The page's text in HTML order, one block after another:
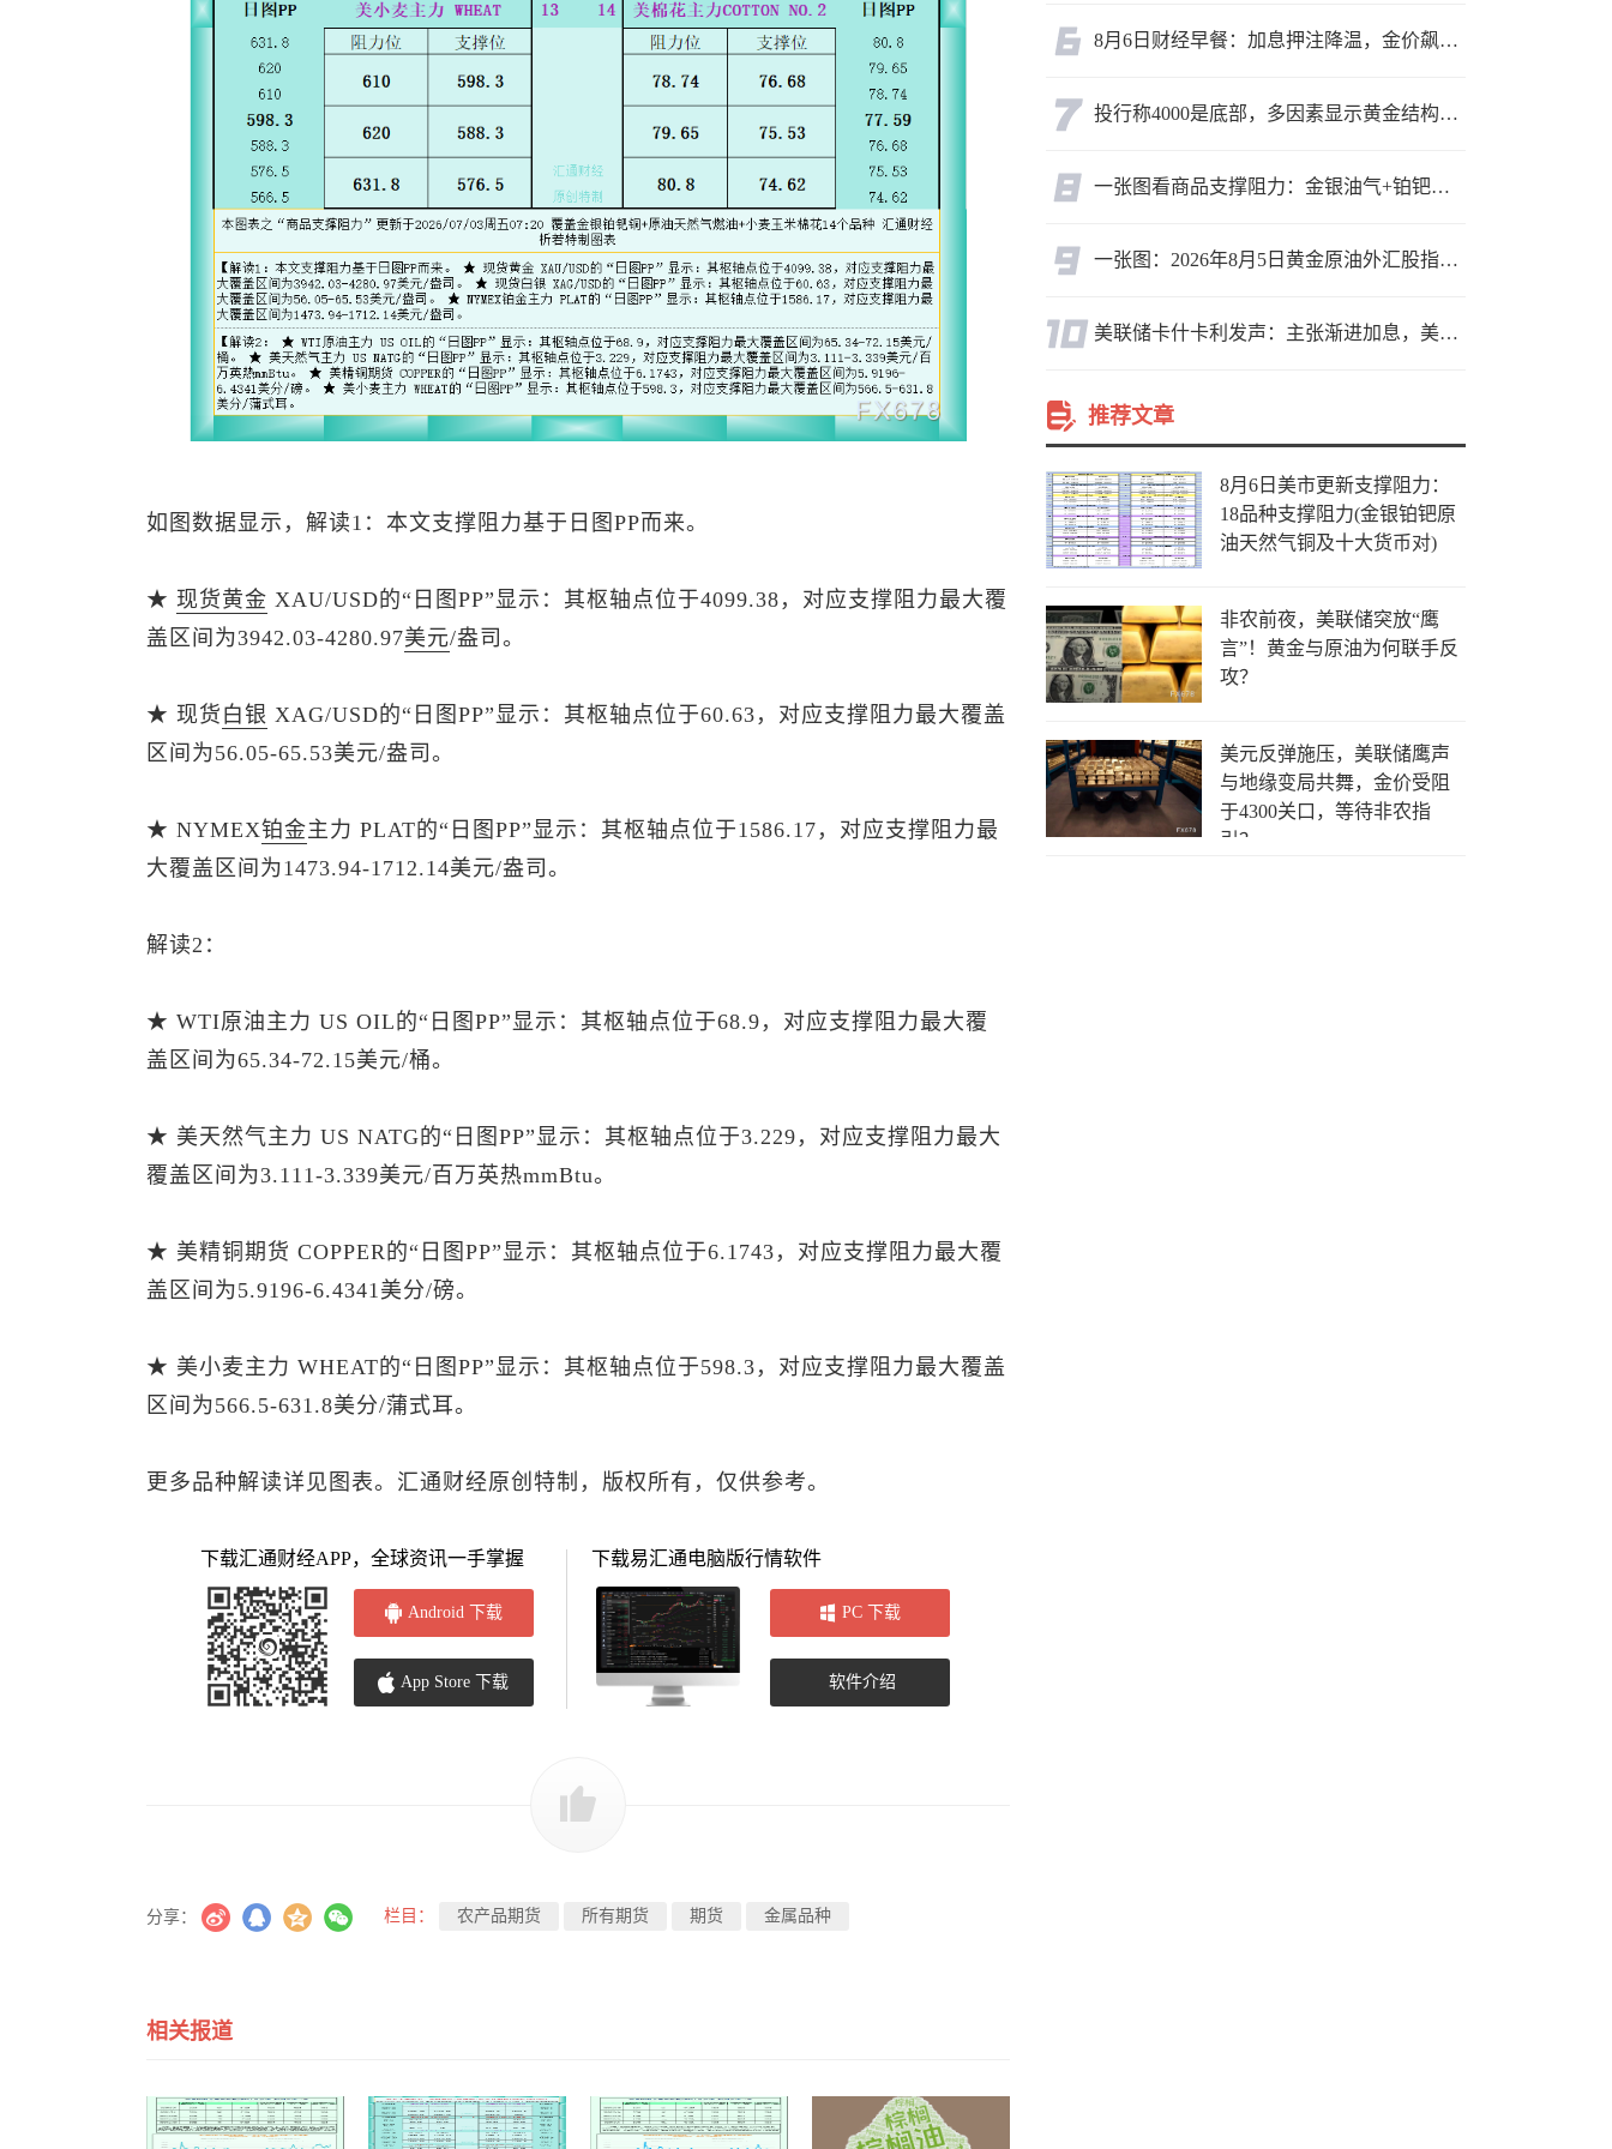
如图数据显示，解读1：本文支撑阻力基于日图PP而来。
★ 现货黄金 XAU/USD的“日图PP”显示：其枢轴点位于4099.38，对应支撑阻力最大覆
盖区间为3942.03-4280.97美元/盎司。
★ 现货 白银 XAG/USD的“日图PP”显示：其枢轴点位于60.63，对应支撑阻力最大覆盖
区间为56.05-65.53美元/盎司。
★ NYMEX铂金主力 PLAT的“日图PP”显示：其枢轴点位于1586.17，对应支撑阻力最
大覆盖区间为1473.94-1712.14美元/盎司。
解读2：
★ WTI原油主力 US OIL的“日图PP”显示：其枢轴点位于68.9，对应支撑阻力最大覆
盖区间为65.34-72.15美元/桶。
★ 美天然气主力 US NATG的“日图PP”显示：其枢轴点位于3.229，对应支撑阻力最大
覆盖区间为3.111-3.339美元/百万英热mmBtu。
★ 美精铜期货 COPPER的“日图PP”显示：其枢轴点位于6.1743，对应支撑阻力最大覆
盖区间为5.9196-6.4341美分/磅。
★ 美小麦主力 WHEAT的“日图PP”显示：其枢轴点位于598.3，对应支撑阻力最大覆盖
区间为566.5-631.8美分/蒲式耳。
更多品种解读详见图表。汇通财经原创特制，版权所有，仅供参考。
下载汇通财经APP，全球资讯一手掌握
Android 下载
App Store 下载
下载易汇通电脑版行情软件
PC 下载
软件介绍
分享： 栏目： 农产品期货 所有期货 期货 金属品种
相关报道
8月6日财经早餐：加息押注降温，金价飙升至近两个月高位，地缘缓和预期，美油75关口拉锯
投行称4000是底部，多因素显示黄金结构性机会显现
一张图看商品支撑阻力：金银油气+铂钯铜农产品期货(2026年8月5日)
一张图：2026年8月5日黄金原油外汇股指“枢纽点+多空持仓信号”一览
美联储卡什卡利发声：主张渐进加息，美联储内部政策分歧
推荐文章
8月6日美市更新支撑阻力：
18品种支撑阻力(金银铂钯原
油天然气铜及十大货币对)
非农前夜，美联储突放“鹰
言”！黄金与原油为何联手反
攻？
美元反弹施压，美联储鹰声
与地缘变局共舞，金价受阻
于4300关口，等待非农指
引？